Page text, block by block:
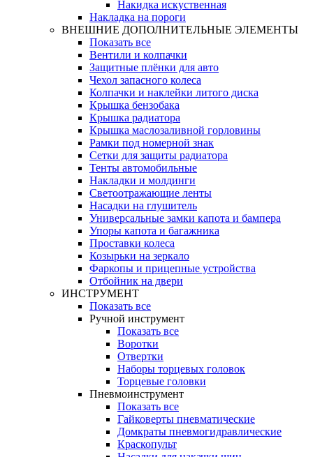
Накидка искуственная
Накладка на пороги
ВНЕШНИЕ ДОПОЛНИТЕЛЬНЫЕ ЭЛЕМЕНТЫ
Показать все
Вентили и колпачки
Защитные плёнки для авто
Чехол запасного колеса
Колпачки и наклейки литого диска
Крышка бензобака
Крышка радиатора
Крышка маслозаливной горловины
Рамки под номерной знак
Сетки для защиты радиатора
Тенты автомобильные
Накладки и молдинги
Светоотражающие ленты
Насадки на глушитель
Универсальные замки капота и бампера
Упоры капота и багажника
Проставки колеса
Козырьки на зеркало
Фаркопы и прицепные устройства
Отбойник на двери
ИНСТРУМЕНТ
Показать все
Ручной инструмент
Показать все
Воротки
Отвертки
Наборы торцевых головок
Торцевые головки
Пневмоинструмент
Показать все
Гайковерты пневматические
Домкраты пневмогидравлические
Краскопульт